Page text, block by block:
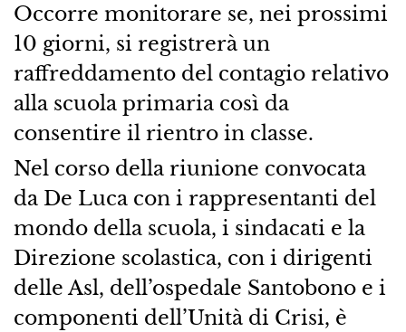
Occorre monitorare se, nei prossimi
10 giorni, si registrerà un
raffreddamento del contagio relativo
alla scuola primaria così da
consentire il rientro in classe.
Nel corso della riunione convocata
da De Luca con i rappresentanti del
mondo della scuola, i sindacati e la
Direzione scolastica, con i dirigenti
delle Asl, dell’ospedale Santobono e i
componenti dell’Unità di Crisi, è